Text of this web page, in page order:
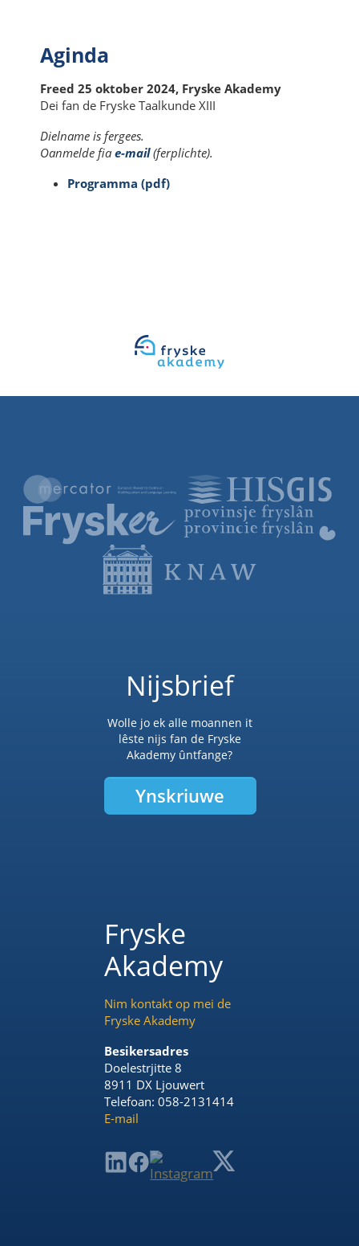
Aginda
Freed 25 oktober 2024, Fryske Akademy
Dei fan de Fryske Taalkunde XIII
Dielname is fergees.
Oanmelde fia e-mail(ferplichte).
Programma (pdf)
Nijsbrief
Wolle jo ek alle moannen it
lêste nijs fan de Fryske
Akademy ûntfange?
Ynskriuwe
Fryske
Akademy
Nim kontakt op mei de
Fryske Akademy
Besikersadres
Doelestrjitte 8
8911 DX Ljouwert
Telefoan: 058-2131414
E-mail